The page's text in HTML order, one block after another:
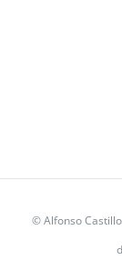
©Alfonso